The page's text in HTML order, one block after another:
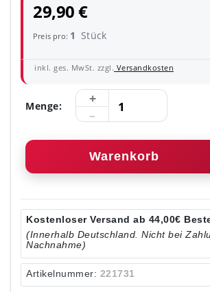
29,90 €
Preis pro: 1 Stück
inkl. ges. MwSt. zzgl. Versandkosten
Menge:
Warenkorb
Kostenloser Versand ab 44,00€
(Innerhalb Deutschland. Nicht bei
Nachnahme)
Artikelnummer: 221731